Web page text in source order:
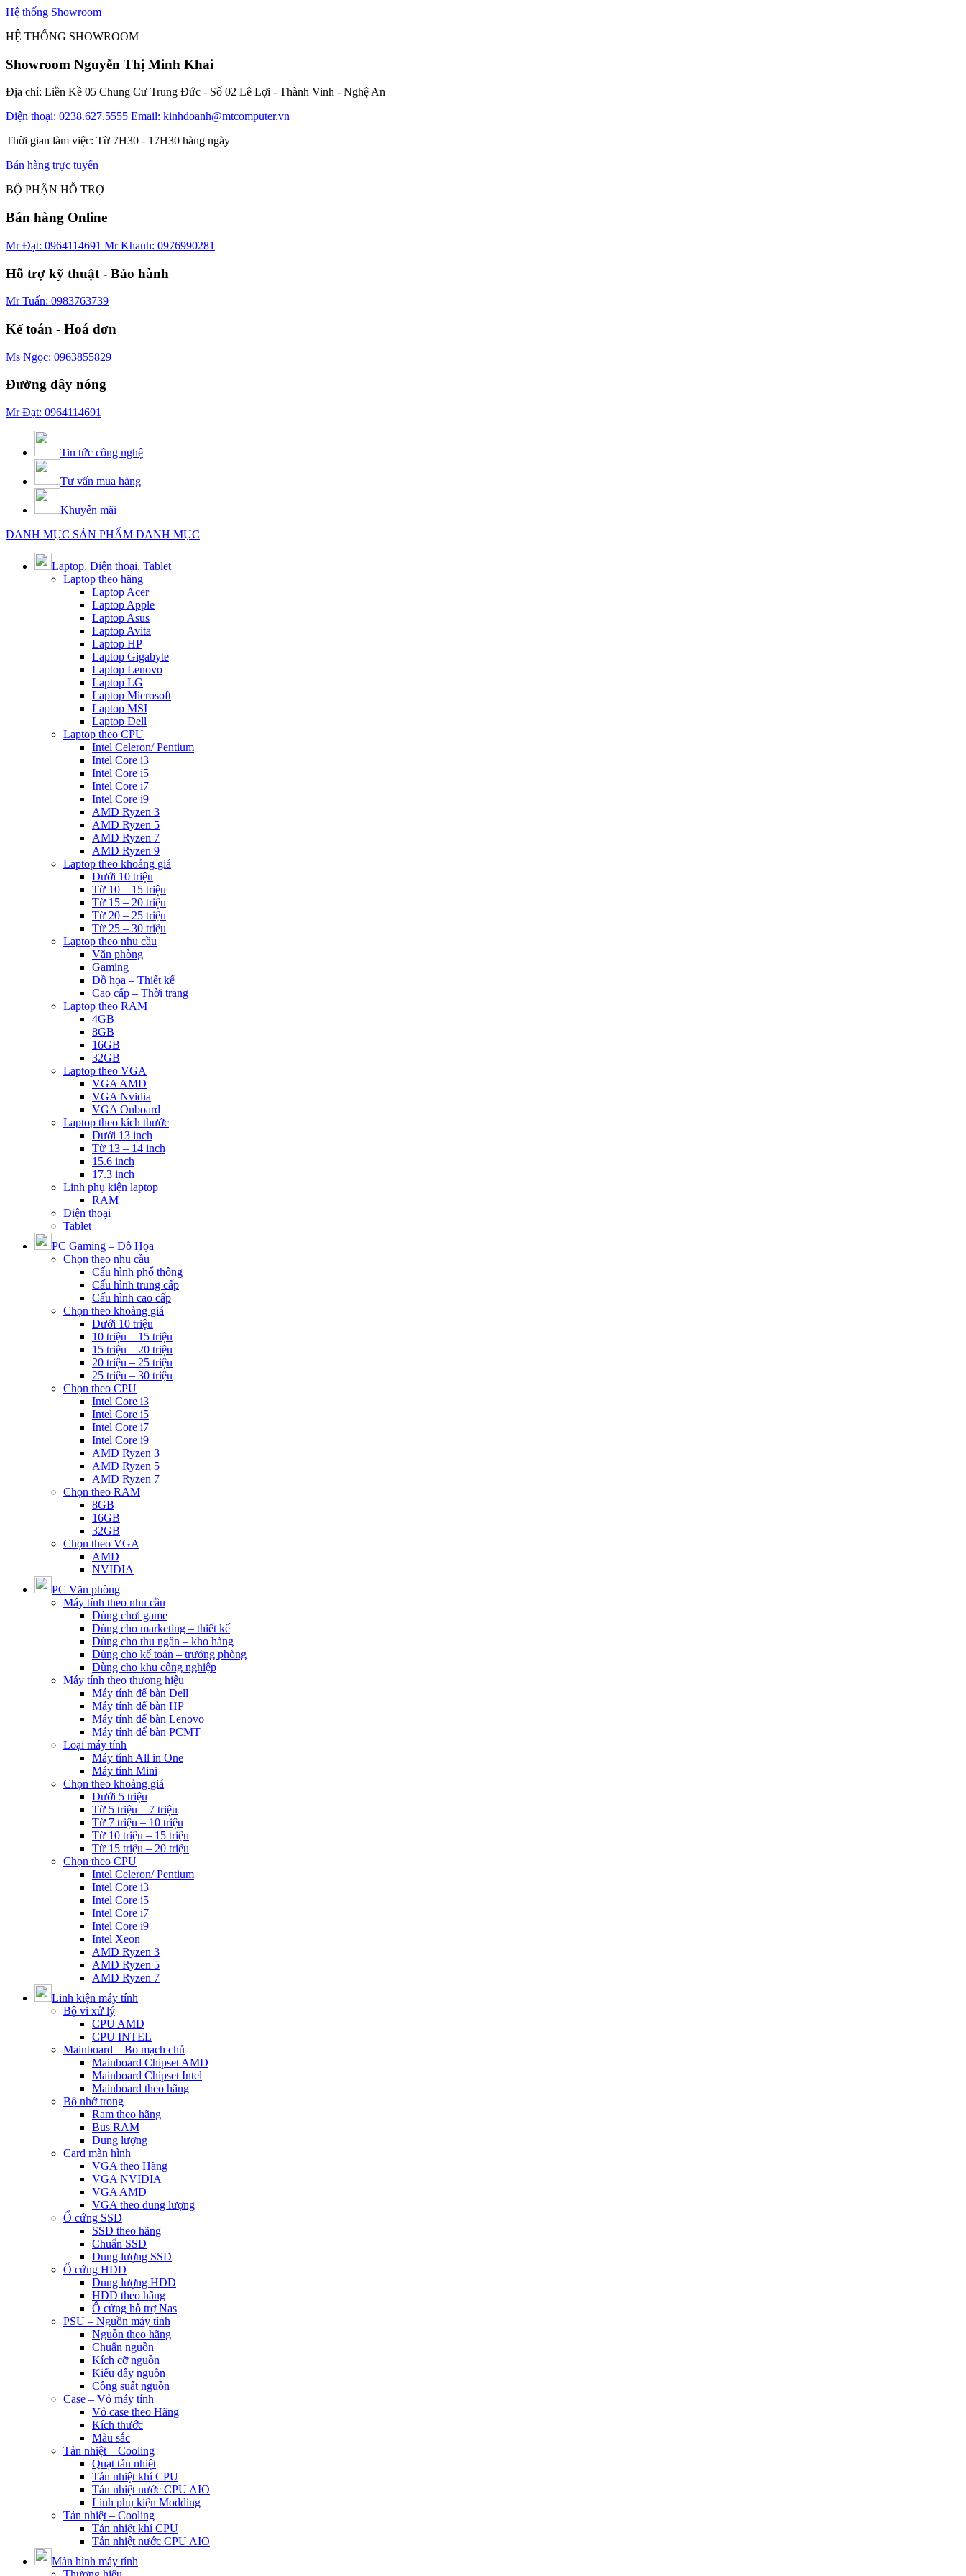
Hệ thống Showroom
HỆ THỐNG SHOWROOM
Showroom Nguyễn Thị Minh Khai
Địa chỉ: Liền Kề 05 Chung Cư Trung Đức - Số 02 Lê Lợi - Thành Vinh - Nghệ An
Điện thoại: 0238.627.5555 Email: kinhdoanh@mtcomputer.vn
Thời gian làm việc: Từ 7H30 - 17H30 hàng ngày
Bán hàng trực tuyến
BỘ PHẬN HỖ TRỢ
Bán hàng Online
Mr Đạt: 0964114691 Mr Khanh: 0976990281
Hỗ trợ kỹ thuật - Bảo hành
Mr Tuấn: 0983763739
Kế toán - Hoá đơn
Ms Ngọc: 0963855829
Đường dây nóng
Mr Đạt: 0964114691
Tin tức công nghệ
Tư vấn mua hàng
Khuyến mãi
DANH MỤC SẢN PHẨM DANH MỤC
Laptop, Điện thoại, Tablet
Laptop theo hãng
Laptop Acer
Laptop Apple
Laptop Asus
Laptop Avita
Laptop HP
Laptop Gigabyte
Laptop Lenovo
Laptop LG
Laptop Microsoft
Laptop MSI
Laptop Dell
Laptop theo CPU
Intel Celeron/ Pentium
Intel Core i3
Intel Core i5
Intel Core i7
Intel Core i9
AMD Ryzen 3
AMD Ryzen 5
AMD Ryzen 7
AMD Ryzen 9
Laptop theo khoảng giá
Dưới 10 triệu
Từ 10 – 15 triệu
Từ 15 – 20 triệu
Từ 20 – 25 triệu
Từ 25 – 30 triệu
Laptop theo nhu cầu
Văn phòng
Gaming
Đồ họa – Thiết kế
Cao cấp – Thời trang
Laptop theo RAM
4GB
8GB
16GB
32GB
Laptop theo VGA
VGA AMD
VGA Nvidia
VGA Onboard
Laptop theo kích thước
Dưới 13 inch
Từ 13 – 14 inch
15.6 inch
17.3 inch
Linh phụ kiện laptop
RAM
Điện thoại
Tablet
PC Gaming – Đồ Họa
Chọn theo nhu cầu
Cấu hình phổ thông
Cấu hình trung cấp
Cấu hình cao cấp
Chọn theo khoảng giá
Dưới 10 triệu
10 triệu – 15 triệu
15 triệu – 20 triệu
20 triệu – 25 triệu
25 triệu – 30 triệu
Chọn theo CPU
Intel Core i3
Intel Core i5
Intel Core i7
Intel Core i9
AMD Ryzen 3
AMD Ryzen 5
AMD Ryzen 7
Chọn theo RAM
8GB
16GB
32GB
Chọn theo VGA
AMD
NVIDIA
PC Văn phòng
Máy tính theo nhu cầu
Dùng chơi game
Dùng cho marketing – thiết kế
Dùng cho thu ngân – kho hàng
Dùng cho kế toán – trưởng phòng
Dùng cho khu công nghiệp
Máy tính theo thương hiệu
Máy tính để bàn Dell
Máy tính để bàn HP
Máy tính để bàn Lenovo
Máy tính để bàn PCMT
Loại máy tính
Máy tính All in One
Máy tính Mini
Chọn theo khoảng giá
Dưới 5 triệu
Từ 5 triệu – 7 triệu
Từ 7 triệu – 10 triệu
Từ 10 triệu – 15 triệu
Từ 15 triệu – 20 triệu
Chọn theo CPU
Intel Celeron/ Pentium
Intel Core i3
Intel Core i5
Intel Core i7
Intel Core i9
Intel Xeon
AMD Ryzen 3
AMD Ryzen 5
AMD Ryzen 7
Linh kiện máy tính
Bộ vi xử lý
CPU AMD
CPU INTEL
Mainboard – Bo mạch chủ
Mainboard Chipset AMD
Mainboard Chipset Intel
Mainboard theo hãng
Bộ nhớ trong
Ram theo hãng
Bus RAM
Dung lượng
Card màn hình
VGA theo Hãng
VGA NVIDIA
VGA AMD
VGA theo dung lượng
Ổ cứng SSD
SSD theo hãng
Chuẩn SSD
Dung lượng SSD
Ổ cứng HDD
Dung lượng HDD
HDD theo hãng
Ổ cứng hỗ trợ Nas
PSU – Nguồn máy tính
Nguồn theo hãng
Chuẩn nguồn
Kích cỡ nguồn
Kiểu dây nguồn
Công suất nguồn
Case – Vỏ máy tính
Vỏ case theo Hãng
Kích thước
Màu sắc
Tản nhiệt – Cooling
Quạt tản nhiệt
Tản nhiệt khí CPU
Tản nhiệt nước CPU AIO
Linh phụ kiện Modding
Tản nhiệt – Cooling
Tản nhiệt khí CPU
Tản nhiệt nước CPU AIO
Màn hình máy tính